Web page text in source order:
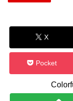
X
Pocket